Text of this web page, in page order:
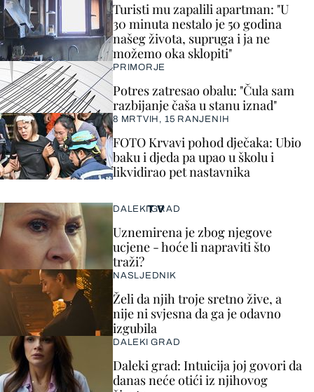
Turisti mu zapalili apartman: "U
30 minuta nestalo je 50 godina
našeg života, supruga i ja ne
možemo oka sklopiti"
PRIMORJE
Potres zatresao obalu: "Čula sam
razbijanje čaša u stanu iznad"
8 MRTVIH, 15 RANJENIH
FOTO Krvavi pohod dječaka: Ubio
baku i djeda pa upao u školu i
likvidirao pet nastavnika
TV
DALEKI GRAD
Uznemirena je zbog njegove
ucjene - hoće li napraviti što
traži?
NASLJEDNIK
Želi da njih troje sretno žive, a
nije ni svjesna da ga je odavno
izgubila
DALEKI GRAD
Daleki grad: Intuicija joj govori da
danas neće otići iz njihovog